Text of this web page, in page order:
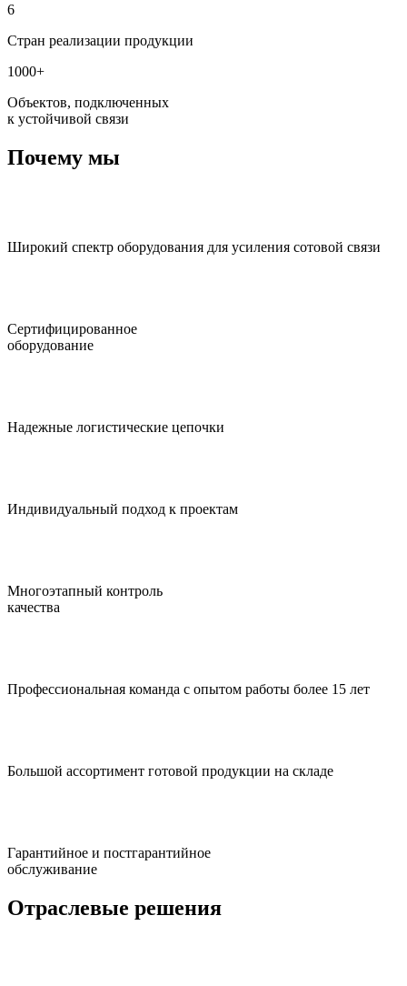
6
Стран реализации продукции
1000+
Объектов, подключенных
к устойчивой связи
Почему мы
Широкий спектр оборудования для усиления сотовой связи
Сертифицированное
оборудование
Надежные логистические цепочки
Индивидуальный подход к проектам
Многоэтапный контроль
качества
Профессиональная команда с опытом работы более 15 лет
Большой ассортимент готовой продукции на складе
Гарантийное и постгарантийное
обслуживание
Отраслевые решения